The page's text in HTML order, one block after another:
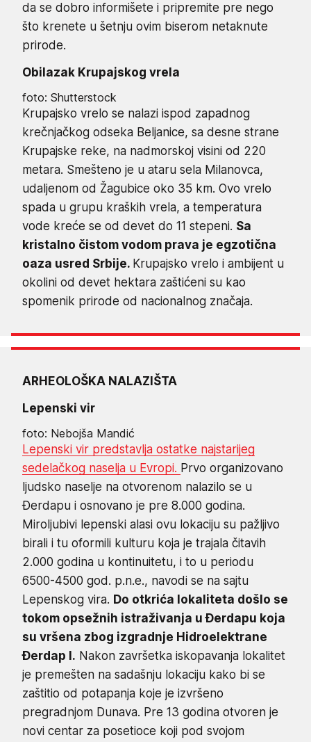
da se dobro informišete i pripremite pre nego
što krenete u šetnju ovim biserom netaknute
prirode.
Obilazak Krupajskog vrela
foto: Shutterstock
Krupajsko vrelo se nalazi ispod zapadnog
krečnjačkog odseka Beljanice, sa desne strane
Krupajske reke, na nadmorskoj visini od 220
metara. Smešteno je u ataru sela Milanovca,
udaljenom od Žagubice oko 35 km. Ovo vrelo
spada u grupu kraških vrela, a temperatura
vode kreće se od devet do 11 stepeni. Sa
kristalno čistom vodom prava je egzotična
oaza usred Srbije. Krupajsko vrelo i ambijent u
okolini od devet hektara zaštićeni su kao
spomenik prirode od nacionalnog značaja.
ARHEOLOŠKA NALAZIŠTA
Lepenski vir
foto: Nebojša Mandić
Lepenski vir predstavlja ostatke najstarijeg
sedelačkog naselja u Evropi. Prvo organizovano
ljudsko naselje na otvorenom nalazilo se u
Đerdapu i osnovano je pre 8.000 godina.
Miroljubivi lepenski alasi ovu lokaciju su pažljivo
birali i tu oformili kulturu koja je trajala čitavih
2.000 godina u kontinuitetu, i to u periodu
6500-4500 god. p.n.e., navodi se na sajtu
Lepenskog vira. Do otkrića lokaliteta došlo se
tokom opsežnih istraživanja u Đerdapu koja
su vršena zbog izgradnje Hidroelektrane
Đerdap I. Nakon završetka iskopavanja lokalitet
je premešten na sadašnju lokaciju kako bi se
zaštitio od potapanja koje je izvršeno
pregradnjom Dunava. Pre 13 godina otvoren je
novi centar za posetioce koji pod svojom